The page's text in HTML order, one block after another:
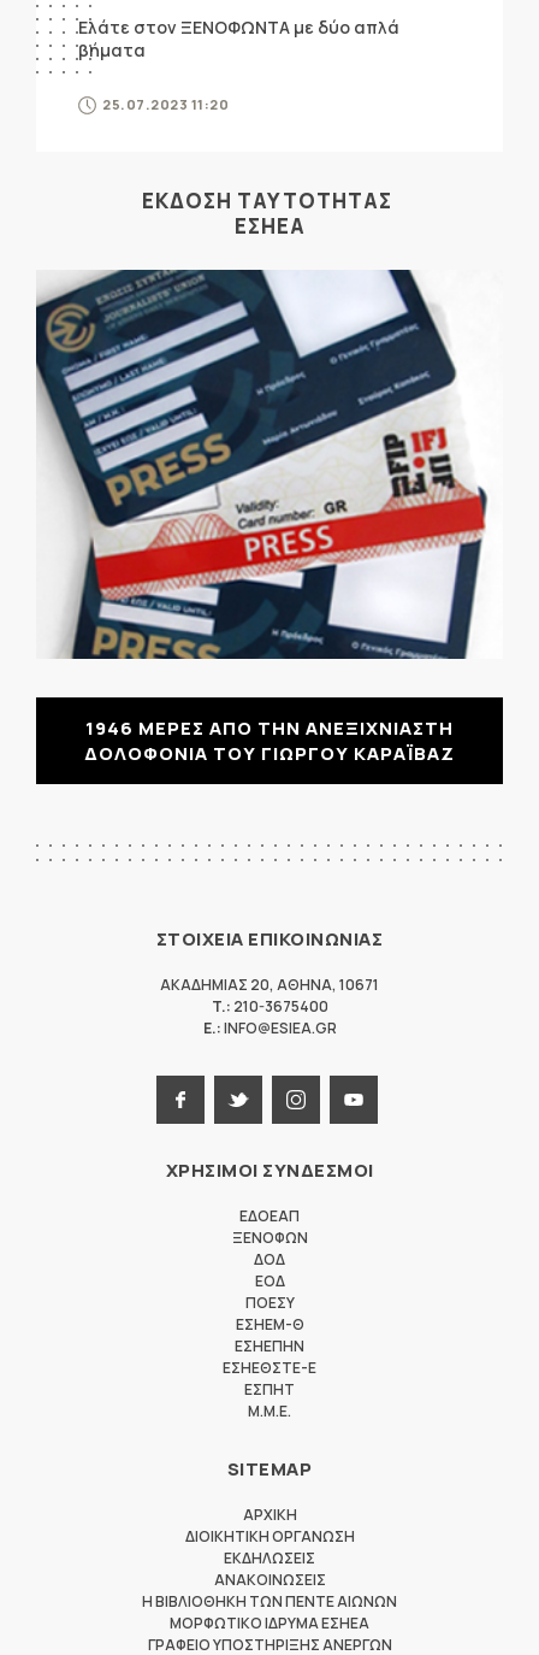
Ελάτε στον ΞΕΝΟΦΩΝΤΑ με δύο απλά
βήματα
25.07.2023 11:20
ΕΚΔΟΣΗ ΤΑΥΤΟΤΗΤΑΣ
ΕΣΗΕΑ
1946 ΜΕΡΕΣ ΑΠΟ ΤΗΝ ΑΝΕΞΙΧΝΙΑΣΤΗ
ΔΟΛΟΦΟΝΙΑ ΤΟΥ ΓΙΩΡΓΟΥ ΚΑΡΑΪΒΑΖ
ΣΤΟΙΧΕΙΑ ΕΠΙΚΟΙΝΩΝΙΑΣ
ΑΚΑΔΗΜΙΑΣ 20, ΑΘΗΝΑ, 10671
T.: 210-3675400
E.:INFO@ESIEA.GR
ΧΡΗΣΙΜΟΙ ΣΥΝΔΕΣΜΟΙ
ΕΔΟΕΑΠ
ΞΕΝΟΦΩΝ
ΔΟΔ
ΕΟΔ
ΠΟΕΣΥ
ΕΣΗΕΜ-Θ
ΕΣΗΕΠΗΝ
ΕΣΗΕΘΣΤΕ-Ε
ΕΣΠΗΤ
M.M.E.
SITEMAP
ΑΡΧΙΚΗ
ΔΙΟΙΚΗΤΙΚΗ ΟΡΓΑΝΩΣΗ
ΕΚΔΗΛΩΣΕΙΣ
ΑΝΑΚΟΙΝΩΣΕΙΣ
Η ΒΙΒΛΙΟΘΗΚΗ ΤΩΝ ΠΕΝΤΕ ΑΙΩΝΩΝ
ΜΟΡΦΩΤΙΚΟ ΙΔΡΥΜΑ ΕΣΗΕΑ
ΓΡΑΦΕΙΟ ΥΠΟΣΤΗΡΙΞΗΣ ΑΝΕΡΓΩΝ